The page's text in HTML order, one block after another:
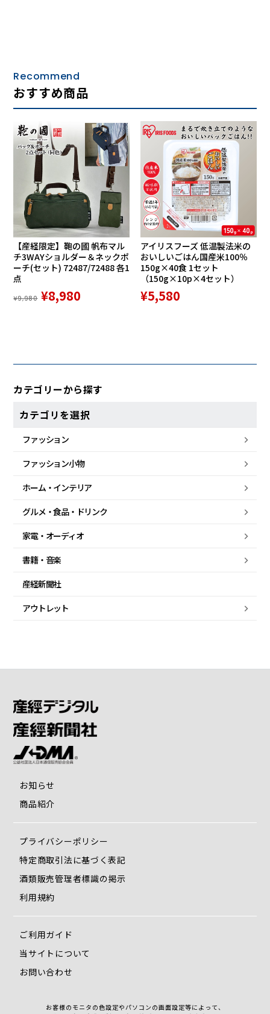
カテゴリーから探す
カテゴリを選択
ファッション
ファッション小物
ホーム・ インテリア
グルメ・食品・ ドリンク
家電・ オーディオ
書籍・音楽
産経新聞社
アウトレット
Recommend
おすすめ商品
【産経限定】鞄の國 帆布マル
チ3WAYショルダー＆ネックポ
ーチ(セット) 72487/72488 各1
点
¥9,980 ¥8,980
アイリスフーズ 低温製法米の
おいしいごはん国産米100％
150g×40食 1セット
（150g×10p×4セット）
¥5,580
お知らせ
商品紹介
プライバシーポリシー
特定商取引法に基づく表記
酒類販売管理者標識の掲示
利用規約
ご利用ガイド
当サイトについて
お問い合わせ
お客様のモニタの色設定やパソコンの画面設定等によって、